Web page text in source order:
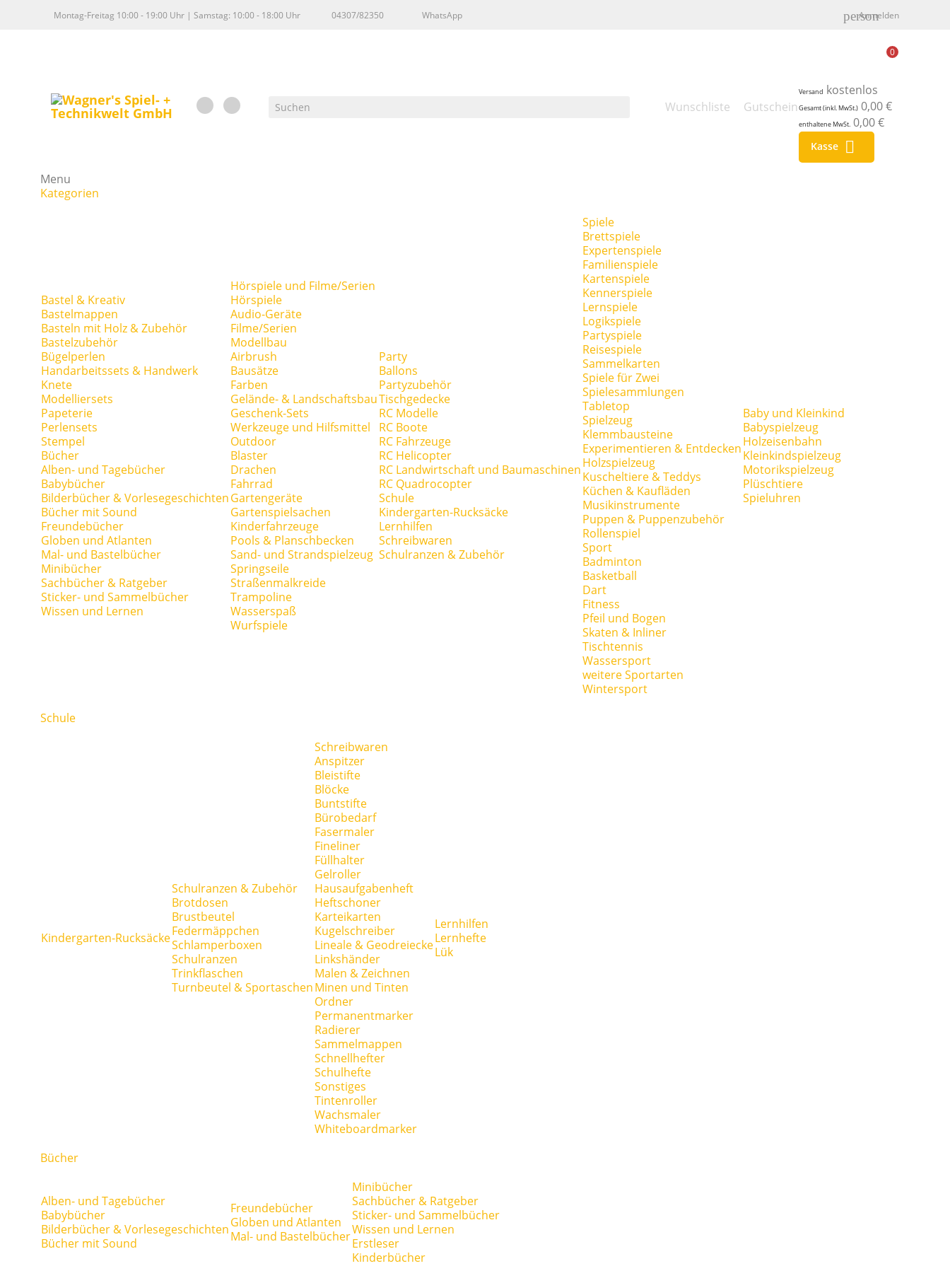
Montag-Freitag 10:00 - 19:00 Uhr | Samstag: 10:00 - 18:00 Uhr 04307/82350 WhatsApp person
Anmelden
Wunschliste Gutschein
0
Versand kostenlos
Gesamt (inkl. MwSt.) 0,00 €
enthaltene MwSt. 0,00 €
Kasse 
Menu
Kategorien
Bastel & Kreativ
Bastelmappen
Basteln mit Holz & Zubehör
Bastelzubehör
Bügelperlen
Handarbeitssets & Handwerk
Knete
Modelliersets
Papeterie
Perlensets
Stempel
Bücher
Alben- und Tagebücher
Babybücher
Bilderbücher & Vorlesegeschichten
Bücher mit Sound
Freundebücher
Globen und Atlanten
Mal- und Bastelbücher
Minibücher
Sachbücher & Ratgeber
Sticker- und Sammelbücher
Wissen und Lernen
Hörspiele und Filme/Serien
Hörspiele
Audio-Geräte
Filme/Serien
Modellbau
Airbrush
Bausätze
Farben
Gelände- & Landschaftsbau
Geschenk-Sets
Werkzeuge und Hilfsmittel
Outdoor
Blaster
Drachen
Fahrrad
Gartengeräte
Gartenspielsachen
Kinderfahrzeuge
Pools & Planschbecken
Sand- und Strandspielzeug
Springseile
Straßenmalkreide
Trampoline
Wasserspaß
Wurfspiele
Party
Ballons
Partyzubehör
Tischgedecke
RC Modelle
RC Boote
RC Fahrzeuge
RC Helicopter
RC Landwirtschaft und Baumaschinen
RC Quadrocopter
Schule
Kindergarten-Rucksäcke
Lernhilfen
Schreibwaren
Schulranzen & Zubehör
Spiele
Brettspiele
Expertenspiele
Familienspiele
Kartenspiele
Kennerspiele
Lernspiele
Logikspiele
Partyspiele
Reisespiele
Sammelkarten
Spiele für Zwei
Spielesammlungen
Tabletop
Spielzeug
Klemmbausteine
Experimentieren & Entdecken
Holzspielzeug
Kuscheltiere & Teddys
Küchen & Kaufläden
Musikinstrumente
Puppen & Puppenzubehör
Rollenspiel
Sport
Badminton
Basketball
Dart
Fitness
Pfeil und Bogen
Skaten & Inliner
Tischtennis
Wassersport
weitere Sportarten
Wintersport
Baby und Kleinkind
Babyspielzeug
Holzeisenbahn
Kleinkindspielzeug
Motorikspielzeug
Plüschtiere
Spieluhren
Schule
Kindergarten-Rucksäcke
Schulranzen & Zubehör
Brotdosen
Brustbeutel
Federmäppchen
Schlamperboxen
Schulranzen
Trinkflaschen
Turnbeutel & Sportaschen
Schreibwaren
Anspitzer
Bleistifte
Blöcke
Buntstifte
Bürobedarf
Fasermaler
Fineliner
Füllhalter
Gelroller
Hausaufgabenheft
Heftschoner
Karteikarten
Kugelschreiber
Lineale & Geodreiecke
Linkshänder
Malen & Zeichnen
Minen und Tinten
Ordner
Permanentmarker
Radierer
Sammelmappen
Schnellhefter
Schulhefte
Sonstiges
Tintenroller
Wachsmaler
Whiteboardmarker
Lernhilfen
Lernhefte
Lük
Bücher
Alben- und Tagebücher
Babybücher
Bilderbücher & Vorlesegeschichten
Bücher mit Sound
Freundebücher
Globen und Atlanten
Mal- und Bastelbücher
Minibücher
Sachbücher & Ratgeber
Sticker- und Sammelbücher
Wissen und Lernen
Erstleser
Kinderbücher